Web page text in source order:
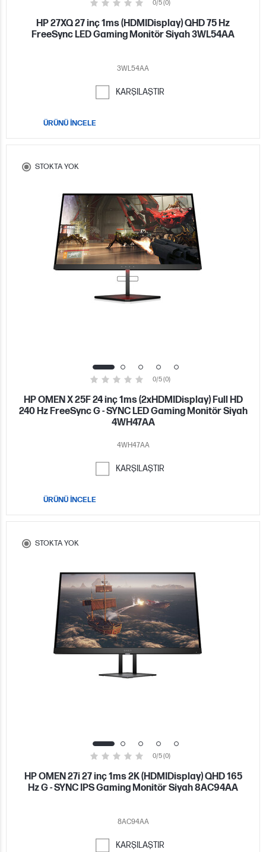
0/5 (0)
HP 27XQ 27 inç 1ms (HDMIDisplay) QHD 75 Hz
FreeSync LED Gaming Monitör Siyah 3WL54AA
3WL54AA
KARŞILAŞTIR
ÜRÜNÜ İNCELE
STOKTA YOK
0/5 (0)
HP OMEN X 25F 24 inç 1ms (2xHDMIDisplay) Full HD
240 Hz FreeSync G - SYNC LED Gaming Monitör Siyah
4WH47AA
4WH47AA
KARŞILAŞTIR
ÜRÜNÜ İNCELE
STOKTA YOK
0/5 (0)
HP OMEN 27i 27 inç 1ms 2K (HDMIDisplay) QHD 165
Hz G - SYNC IPS Gaming Monitör Siyah 8AC94AA
8AC94AA
KARŞILAŞTIR